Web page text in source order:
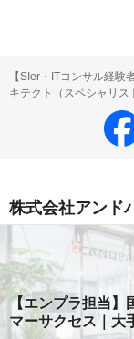
【SIer・ITコンサル経
キテクト（スペシャリス
株式会社アンド
【エンプラ担当】
マーサクセス｜大